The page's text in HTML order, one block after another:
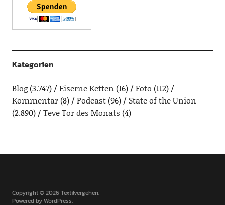
Kategorien
Blog(3.747) Eiserne Ketten (16) Foto (112)
Kommentar(8) Podcast(96)
State of the Union
(2.890)
Teve Tor des Monats (4)
Copyright © 2026 Textilvergehen
Powered byWordPress